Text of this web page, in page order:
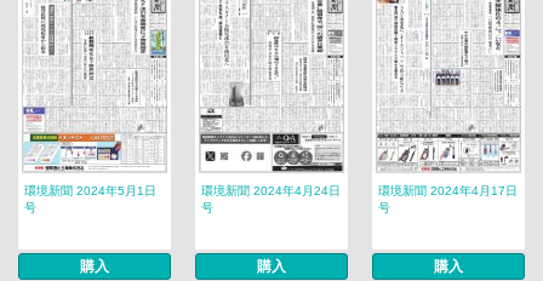
環境新聞 2024年5月1日
号
購入
環境新聞 2024年4月24日
号
購入
環境新聞 2024年4月17日
号
購入